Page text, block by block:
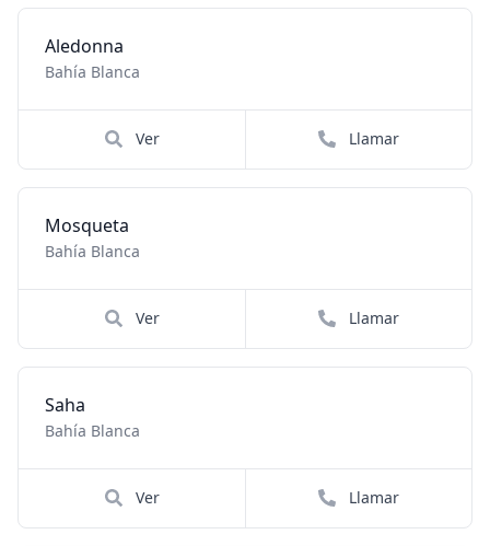
Aledonna
Bahía Blanca
Ver Llamar
Mosqueta
Bahía Blanca
Ver Llamar
Saha
Bahía Blanca
Ver Llamar